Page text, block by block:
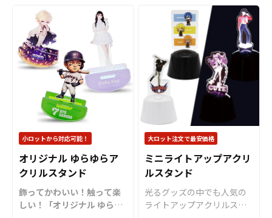
ろんマザーズバッグや通勤
バッグ、コミケ・同人グッ
ズ配布のサブバッグとして
も幅広く活躍します。複雑
な形状や色数の多いデザイ
ンでも印刷単価が従来方式
に比べて比較的リーズナブ
ルとなっていることも特徴
です。企業やショップのノ
ベルティ、フェスやイベン
ト、アニメグッズ等の販促
品等様々なシーンでご利用
いただける人気のアイテム
です。OEMなどの販売に必
要な資材も取り揃えており
ますので、お客様にはデザ
インをご入稿いただくだけ
リジナルのデザインにて製
作いたします。 アクリルキ
ーホルダーは水に強く耐久
性も抜群で、美しい状態を
長く保つことができます。
近年ではアクリルキーホル
ダーはガチャガチャ用の景
品としても多くのご依頼を
いただいております。アク
キーの販売に必要な資材も
数多く取り揃えております
ので、お客様にはデザイン
をご入稿いただくだけでオ
リジナル商品として販売し
ていただくことができま
す。 アクリルの大きさで価
格もリーズナブルに製作が
小ロットから対応可能！
オリジナル ゆらゆらア
クリルスタンド
飾ってかわいい！触って楽
しい！「オリジナル ゆらゆ
大ロット注文で最安価格
ミニライトアップアクリ
ルスタンド
光るグッズの中でも人気の
ライトアップアクリルスタ